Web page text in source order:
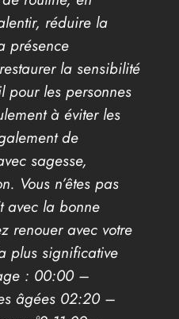
réduire la
présence
la sensibilité
pour les personnes
à éviter les
de
sagesse,
Vous n’êtes pas
avec la bonne
renouer avec votre
plus significative
: 00:00 –
âgées 02:20 –